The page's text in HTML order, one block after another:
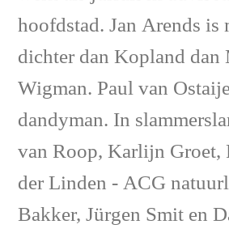
hoofdstad. Jan Arends
dichter dan Kopland dan
Wigman. Paul van
dandyman. In
van Roop, Karlijn Groet,
der Linden - ACG
Bakker, Jürgen Smit en